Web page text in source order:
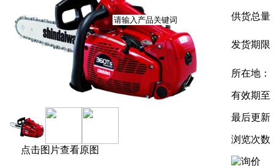
点击图片查看原图
供货总量
发货期限
所在地：
有效期至
最后更新
浏览次数